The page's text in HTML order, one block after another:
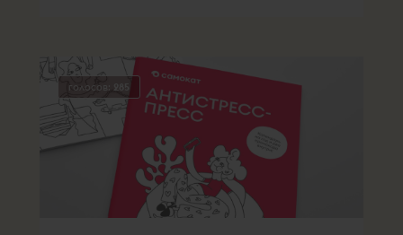
голосов: